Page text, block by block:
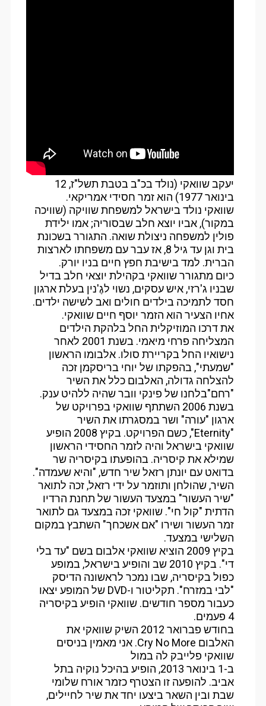
יעקב שוואקי (נולד בכ"ב בטבת תשל"ז, 12
בינואר 1977) הוא זמר חסידי אמריקאי.
שוואקי נולד בישראל למשפחת שוויקה (שוויכה
במקור), אביו יוצא חלב שבסוריה; אמו ילידת
פולין למשפחה ניצולת שואה. התגורר בשכונת
בית וגן עד גיל 8, אז עבר עם משפחתו לארצות
הברית. למד בישיבת חפץ חיים בניו יורק.
כיום מתגורר שוואקי בקהילת יוצאי חלב בדיל
שבניו ג'רזי, איש עסקים, נשוי לגֶ'נין בעלת ארגון
חסד לתמיכה בילדים חולים ואב לשישה ילדים.
אחיו הצעיר הוא הזמר יוסף חיים שוואקי.
את דרכו המוזיקלית החל בלהקת הילדים
המצליחה פרחי מיאמי. בשנת 2001 לאחר
נישואיו החל בקריירת סולו. אלבומו הראשון
"שמעתי", בהפקתו של יוחי בריסקמן זכה
להצלחה גדולה, האלבום כלל את השיר
"רחם"בלחנו של פינקי וובר שהיה ללהיט ענק.
בשנת 2006 השתתף שוואקי בפרויקט של
ארגון "עורה" ושר במסגרתו את השיר
"Eternity", כשם הפרויקט. בקיץ 2008 הופיע
שוואקי בישראל והיה לזמר החסידי הראשון
שמילא את קיסריה. בהופעתו בקיסריה שר
בדואט עם יונתן רזאל שיר חדש, "והיא שעמדה".
השיר, שהולחן ותוזמר על ידי רזאל, זכה לתואר
"שיר העשור" במצעד העשור של תחנת הרדיו
הדתית "קול חי". שוואקי זכה במצעד גם לתואר
זמר העשור ושירו "אם אשכחך" השתבץ במקום
השלישי במצעד.
בקיץ 2009 הוציא שוואקי אלבום בשם "עד בלי
די". בקיץ 2010 שב והופיע בישראל, במופע
כפול בקיסריה, שבו נמכר לראשונה הדיסק
"לבי במזרח". תקליטור ו-DVD של המופע יצאו
כעבור מספר חודשים. שוואקי הופיע בקיסריה
4 פעמים.
בחודש פברואר 2012 השיק שוואקי את
האלבום Cry No More. אני מאמין בניסים
שוואקי פלייבק לה במול
ב-1 בינואר 2013, הופיע בהיכל נוקיה בתל
אביב. להופעה זו הצטרף כזמר אורח שלומי
שבת ובין השאר ביצעו יחד את שיר לחיילים,